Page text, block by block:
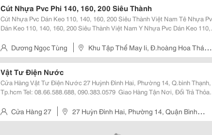
Cút Nhựa Pvc Phi 140, 160, 200 Siêu Thành
Cút Nhựa Pvc Dán Keo 110, 140, 160, 200 Siêu Thành Việt Nam Tê Nhựa Pvc
Dán Keo 110, 140, 160, 200 Siêu Thành Việt Nam Y Nhựa Pvc Dán Keo 110,
200 Siêu Thành Việt Nam
Dương Ngọc Tùng
Khu Tập Thể May Ii, Đ.hoàng Hoa Thám,
P.an Tảo, Tp.hưng Yên, T.hưng Yên
Vật Tư Điện Nước
Cửa Hàng Vật Tư Điện Nước 27 Huỳnh Đình Hai, Phường 14, Q.bình Thạnh,
Tp.hcm Tel: 08.66.588.688, 090.383.0579 ​ Giao Hàng Tận Nơi, Đổi Trả Thỏa
Điện Cadivi. - Thiết Bị Điện:
Cửa Hàng 27
27 Huỳn Đình Hai, Phường 14, Quận Bình
Thạnh, Tp.hcm